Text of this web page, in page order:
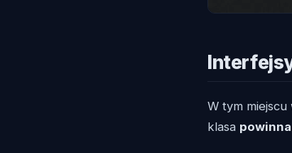
W tym miejscu
klasa powinna